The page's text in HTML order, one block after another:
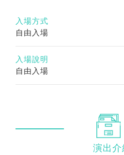
入場方式
自由入場
入場說明
自由入場
演出介